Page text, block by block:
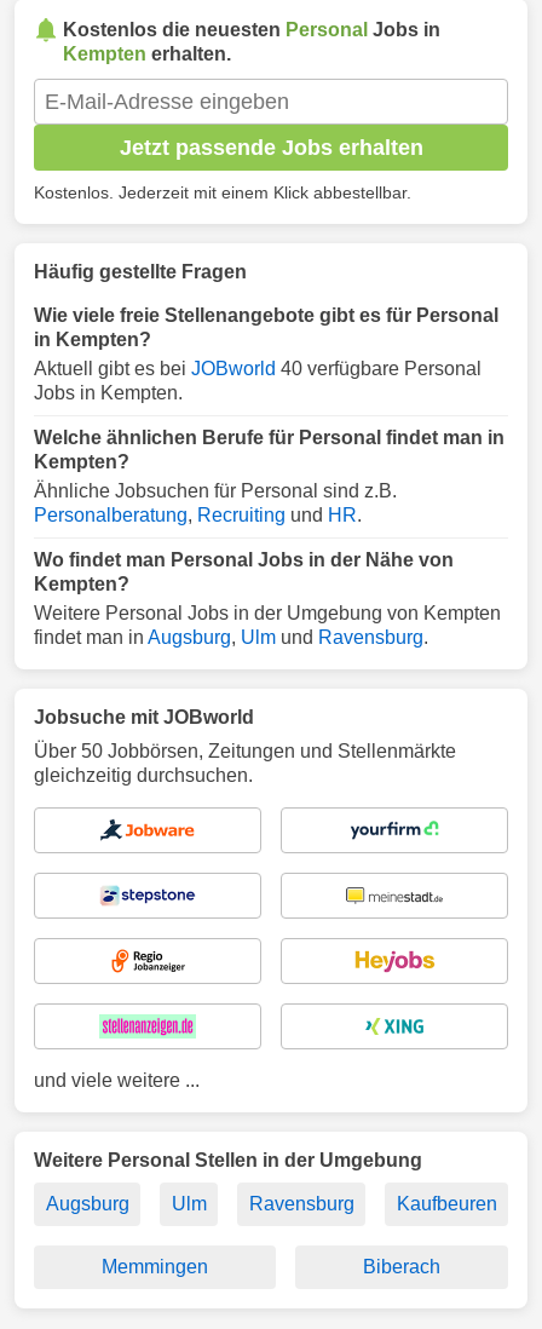
Kostenlos die neuesten Personal Jobs in
Kempten erhalten.
Jetzt passende Jobs erhalten
Kostenlos. Jederzeit mit einem Klick abbestellbar.
Häufig gestellte Fragen
Wie viele freie Stellenangebote gibt es für Personal
in Kempten?
Aktuell gibt es bei JOBworld 40 verfügbare Personal
Jobs in Kempten.
Welche ähnlichen Berufe für Personal findet man in
Kempten?
Ähnliche Jobsuchen für Personal sind z.B.
Personalberatung, Recruiting und HR.
Wo findet man Personal Jobs in der Nähe von
Kempten?
Weitere Personal Jobs in der Umgebung von Kempten
findet man in Augsburg, Ulm und Ravensburg.
Jobsuche mit JOBworld
Über 50 Jobbörsen, Zeitungen und Stellenmärkte
gleichzeitig durchsuchen.
und viele weitere ...
Weitere Personal Stellen in der Umgebung
Augsburg Ulm Ravensburg Kaufbeuren
Memmingen Biberach